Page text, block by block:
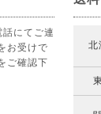
にてご連
お受けで
ご確認下
北